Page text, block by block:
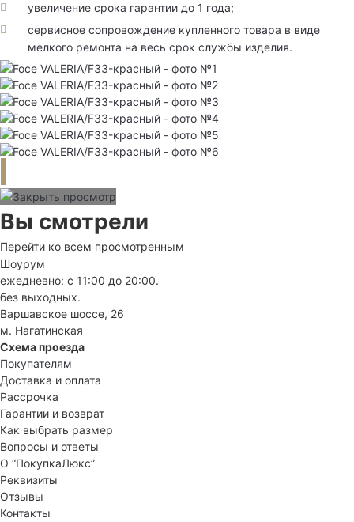
увеличение срока гарантии до 1 года;
сервисное сопровождение купленного товара в виде
мелкого ремонта на весь срок службы изделия.
Вы смотрели
Перейти ко всем просмотренным
Шоурум
ежедневно: с 11:00 до 20:00.
без выходных.
Варшавское шоссе, 26
м. Нагатинская
Схема проезда
Покупателям
Доставка и оплата
Рассрочка
Гарантии и возврат
Как выбрать размер
Вопросы и ответы
О “ПокупкаЛюкс”
Реквизиты
Отзывы
Контакты